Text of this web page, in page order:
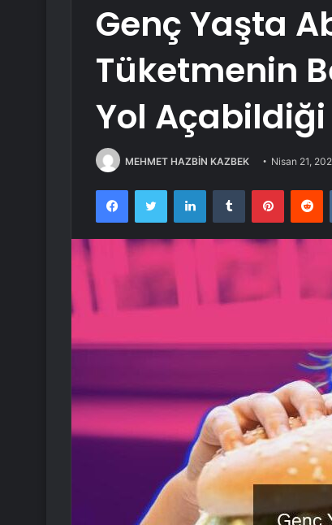
Genç Yaşta
Tüketmenin
Yol Açabildiği
MEHMET HAZBİN KAZBEK Nisan 21,
FacebookTwitter LinkedInTumblr Pinterest